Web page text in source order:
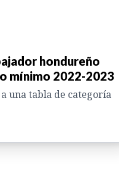
hondureño
mínimo 2022-2023
una tabla de categoría